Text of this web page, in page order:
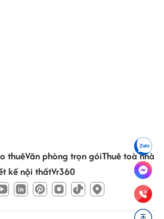
thuêVăn phòng trọn góiThuê toà nhà
kế nội thấtVr360